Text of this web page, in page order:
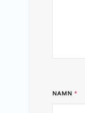
NAMN *